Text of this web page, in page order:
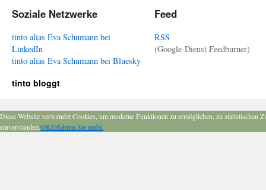
Soziale Netzwerke
tinto alias Eva Schumann bei
LinkedIn
tinto alias Eva Schumann bei Bluesky
Feed
RSS
(Google-Dienst Feedburner)
tinto bloggt
Diese Website verwendet Cookies, um moderne Funktionen zu ermöglichen, zu
einverstanden.OKErfahren Sie mehr.